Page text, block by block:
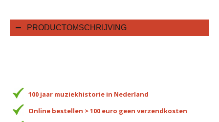
PRODUCTOMSCHRIJVING
100 jaar muziekhistorie in Nederland
Online bestellen > 100 euro geen verzendkosten